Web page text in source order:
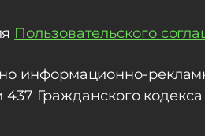
Пользовательского
информационно-
437 Гражданского